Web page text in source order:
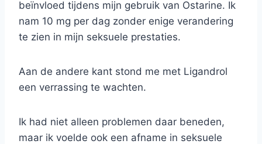
beïnvloed tijdens mijn gebruik van Ostarine. Ik
nam 10 mg per dag zonder enige verandering
te zien in mijn seksuele prestaties.
Aan de andere kant stond me met Ligandrol
een verrassing te wachten.
Ik had niet alleen problemen daar beneden,
maar ik voelde ook een afname in seksuele